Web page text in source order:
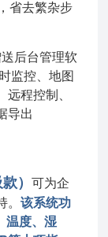
省去繁杂步
后台管理软
监控、地图
程控制、
导出
款）可为企
。该系统功
温度、湿